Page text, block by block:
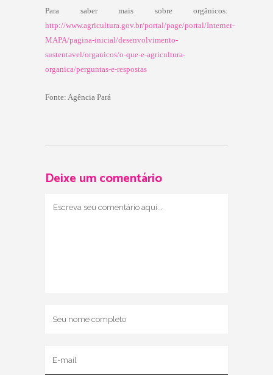
Para saber mais sobre orgânicos:
http://www.agricultura.gov.br/portal/page/portal/Internet-
MAPA/pagina-inicial/desenvolvimento-
sustentavel/organicos/o-que-e-agricultura-
organica/perguntas-e-respostas
Fonte: Agência Pará
Deixe um comentário